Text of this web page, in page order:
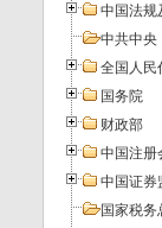
中国法规
中共中央
全国人民
国务院
财政部
中国注册
中国证券
国家税务